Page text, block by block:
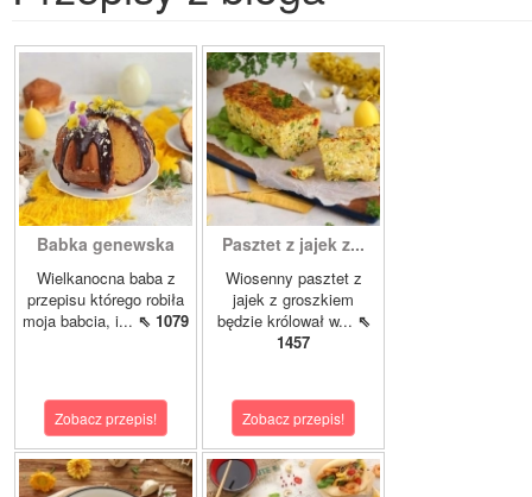
Babka genewska
Wielkanocna baba z
przepisu którego robiła
moja babcia, i... ⇖ 1079
Zobacz przepis!
Pasztet z jajek z...
Wiosenny pasztet z
jajek z groszkiem
będzie królował w... ⇖
1457
Zobacz przepis!